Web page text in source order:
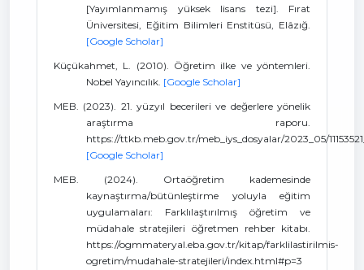
[Yayımlanmamış yüksek lisans tezi]. Fırat
Üniversitesi, Eğitim Bilimleri Enstitüsü, Elâzığ.
[Google Scholar]
Küçükahmet, L. (2010). Öğretim ilke ve yöntemleri.
Nobel Yayıncılık. [Google Scholar]
MEB. (2023). 21. yüzyıl becerileri ve değerlere yönelik
araştırma raporu.
https://ttkb.meb.gov.tr/meb_iys_dosyalar/2023_05/
[Google Scholar]
MEB. (2024). Ortaöğretim kademesinde
kaynaştırma/bütünleştirme yoluyla eğitim
uygulamaları: Farklılaştırılmış öğretim ve
müdahale stratejileri öğretmen rehber kitabı.
https://ogmmateryal.eba.gov.tr/kitap/farklilastirilmis-
ogretim/mudahale-stratejileri/index.html#p=3